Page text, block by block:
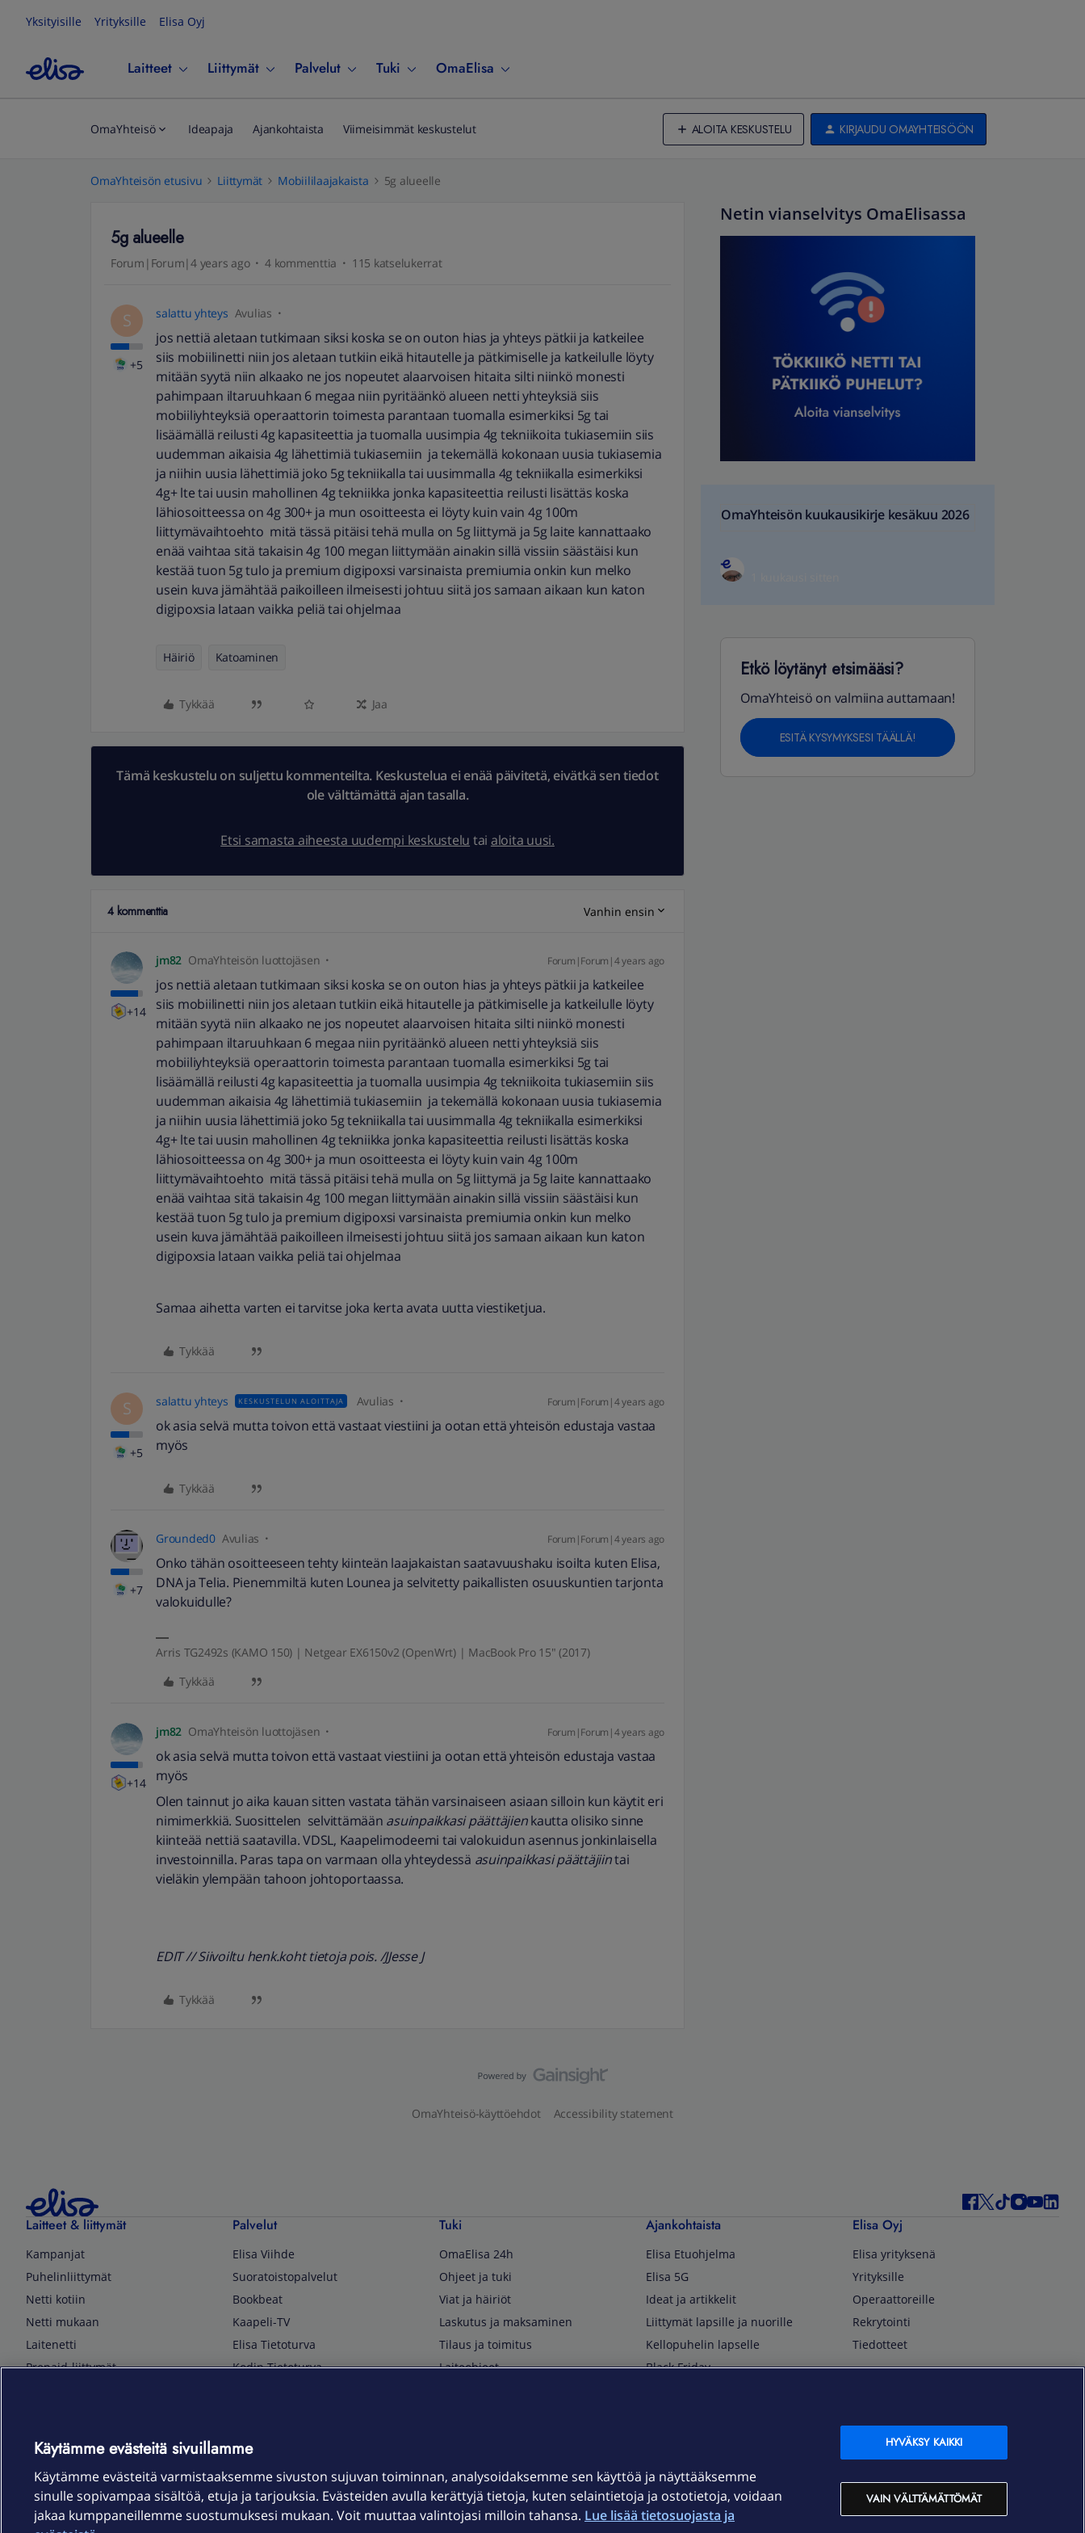
Yksityisille Yrityksille Elisa Oyj
Laitteet Liittymät Palvelut Tuki OmaElisa
OmaYhteisö Ideapaja Ajankohtaista Viimeisimmät keskustelut ALOITA KESKUSTELU KIRJAUDU OMAYHTEISÖÖN
OmaYhteisön etusivu Liittymät Mobiililaajakaista 5g alueelle
5g alueelle
Forum|Forum|4 years ago 4 kommenttia 115 katselukerrat
S
+5
salattu yhteys Avulias
jos nettiä aletaan tutkimaan siksi koska se on outon hias ja yhteys pätkii ja katkeilee
siis mobiilinetti niin jos aletaan tutkiin eikä hitautelle ja pätkimiselle ja katkeilulle löyty
mitään syytä niin alkaako ne jos nopeutet alaarvoisen hitaita silti niinkö monesti
pahimpaan iltaruuhkaan 6 megaa niin pyritäänkö alueen netti yhteyksiä siis
mobiiliyhteyksiä operaattorin toimesta parantaan tuomalla esimerkiksi 5g tai
lisäämällä reilusti 4g kapasiteettia ja tuomalla uusimpia 4g tekniikoita tukiasemiin siis
uudemman aikaisia 4g lähettimiä tukiasemiin ja tekemällä kokonaan uusia tukiasemia
ja niihin uusia lähettimiä joko 5g tekniikalla tai uusimmalla 4g tekniikalla esimerkiksi
4g+ lte tai uusin mahollinen 4g tekniikka jonka kapasiteettia reilusti lisättäs koska
lähiosoitteessa on 4g 300+ ja mun osoitteesta ei löyty kuin vain 4g 100m
liittymävaihtoehto mitä tässä pitäisi tehä mulla on 5g liittymä ja 5g laite kannattaako
enää vaihtaa sitä takaisin 4g 100 megan liittymään ainakin sillä vissiin säästäisi kun
kestää tuon 5g tulo ja premium digipoxsi varsinaista premiumia onkin kun melko
usein kuva jämähtää paikoilleen ilmeisesti johtuu siitä jos samaan aikaan kun katon
digipoxsia lataan vaikka peliä tai ohjelmaa
Häiriö Katoaminen
Tykkää Jaa
Tämä keskustelu on suljettu kommenteilta. Keskustelua ei enää päivitetä, eivätkä sen tiedot
ole välttämättä ajan tasalla.
Etsi samasta aiheesta uudempi keskustelu tai aloita uusi.
4 kommenttia Vanhin ensin
+14
jm82 OmaYhteisön luottojäsen Forum|Forum|4 years ago
jos nettiä aletaan tutkimaan siksi koska se on outon hias ja yhteys pätkii ja katkeilee
siis mobiilinetti niin jos aletaan tutkiin eikä hitautelle ja pätkimiselle ja katkeilulle löyty
mitään syytä niin alkaako ne jos nopeutet alaarvoisen hitaita silti niinkö monesti
pahimpaan iltaruuhkaan 6 megaa niin pyritäänkö alueen netti yhteyksiä siis
mobiiliyhteyksiä operaattorin toimesta parantaan tuomalla esimerkiksi 5g tai
lisäämällä reilusti 4g kapasiteettia ja tuomalla uusimpia 4g tekniikoita tukiasemiin siis
uudemman aikaisia 4g lähettimiä tukiasemiin ja tekemällä kokonaan uusia tukiasemia
ja niihin uusia lähettimiä joko 5g tekniikalla tai uusimmalla 4g tekniikalla esimerkiksi
4g+ lte tai uusin mahollinen 4g tekniikka jonka kapasiteettia reilusti lisättäs koska
lähiosoitteessa on 4g 300+ ja mun osoitteesta ei löyty kuin vain 4g 100m
liittymävaihtoehto mitä tässä pitäisi tehä mulla on 5g liittymä ja 5g laite kannattaako
enää vaihtaa sitä takaisin 4g 100 megan liittymään ainakin sillä vissiin säästäisi kun
kestää tuon 5g tulo ja premium digipoxsi varsinaista premiumia onkin kun melko
usein kuva jämähtää paikoilleen ilmeisesti johtuu siitä jos samaan aikaan kun katon
digipoxsia lataan vaikka peliä tai ohjelmaa
Samaa aihetta varten ei tarvitse joka kerta avata uutta viestiketjua.
Tykkää
S
+5
salattu yhteys KESKUSTELUN ALOITTAJA Avulias Forum|Forum|4 years ago
ok asia selvä mutta toivon että vastaat viestiini ja ootan että yhteisön edustaja vastaa
myös
Tykkää
+7
Grounded0 Avulias Forum|Forum|4 years ago
Onko tähän osoitteeseen tehty kiinteän laajakaistan saatavuushaku isoilta kuten Elisa,
DNA ja Telia. Pienemmiltä kuten Lounea ja selvitetty paikallisten osuuskuntien tarjonta
valokuidulle?
Arris TG2492s (KAMO 150) | Netgear EX6150v2 (OpenWrt) | MacBook Pro 15" (2017)
Tykkää
+14
jm82 OmaYhteisön luottojäsen Forum|Forum|4 years ago
ok asia selvä mutta toivon että vastaat viestiini ja ootan että yhteisön edustaja vastaa
myös
Olen tainnut jo aika kauan sitten vastata tähän varsinaiseen asiaan silloin kun käytit eri
nimimerkkiä. Suosittelen selvittämään asuinpaikkasi päättäjienkautta olisiko sinne
kiinteää nettiä saatavilla. VDSL, Kaapelimodeemi tai valokuidun asennus jonkinlaisella
investoinnilla. Paras tapa on varmaan olla yhteydessä asuinpaikkasi päättäjiintai
vieläkin ylempään tahoon johtoportaassa.
EDIT // Siivoiltu henk.koht tietoja pois. /JJesse J
Tykkää
Netin vianselvitys OmaElisassa
OmaYhteisön kuukausikirje kesäkuu 2026
Etkö löytänyt etsimääsi?
OmaYhteisö on valmiina auttamaan!
ESITÄ KYSYMYKSESI TÄÄLLÄ!
OmaYhteisö-käyttöehdot Accessibility statement
Laitteet & liittymät
Kampanjat
Puhelinliittymät
Netti kotiin
Netti mukaan
Laitenetti
Prepaid-liittymät
TV & audio
Kodinkoneet
Kamerat ja dronet
Kellot ja rannekkeet
Palvelut
Elisa Viihde
Suoratoistopalvelut
Bookbeat
Kaapeli-TV
Elisa Tietoturva
Kodin Tietoturva
Elisa Kotiverkko
Elisa Pilvilinna
Elisa Laiteturva
Elisa Rinnakkaisliittymät
Tuki
OmaElisa 24h
Ohjeet ja tuki
Viat ja häiriöt
Laskutus ja maksaminen
Tilaus ja toimitus
Laiteohjeet
Kuuluvuuskartta
Asiakastiedotteet
OmaElisa-sovellus
Ajankohtaista
Elisa Etuohjelma
Elisa 5G
Ideat ja artikkelit
Liittymät lapsille ja nuorille
Kellopuhelin lapselle
Black Friday
Elisa Oyj
Elisa yrityksenä
Yrityksille
Operaattoreille
Rekrytointi
Tiedotteet
OmaElisa Self Service
Moving to Finland
Elisa Corporation
Käytämme evästeitä sivuillamme
Käytämme evästeitä varmistaaksemme sivuston sujuvan toiminnan, analysoidaksemme sen käyttöä ja näyttääksemme
sinulle sopivampaa sisältöä, etuja ja tarjouksia. Evästeiden avulla kerättyjä tietoja, kuten selaintietoja ja ostotietoja, voidaan
jakaa kumppaneillemme suostumuksesi mukaan. Voit muuttaa valintojasi milloin tahansa. Lue lisää tietosuojasta ja
VAIN VÄLTTÄMÄTTÖMÄT
HYVÄKSY KAIKKI